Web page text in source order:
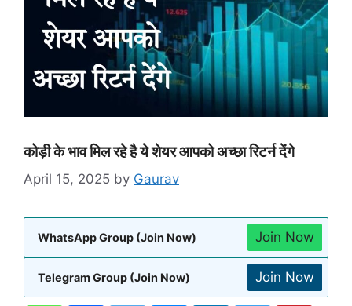
कोड़ी के भाव मिल रहे है ये शेयर आपको अच्छा रिटर्न देंगे
April 15, 2025 by Gaurav
WhatsApp Group (Join Now) Join Now
Telegram Group (Join Now) Join Now